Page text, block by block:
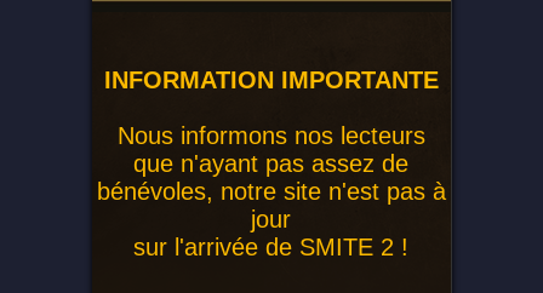
INFORMATION IMPORTANTE
Nous informons nos lecteurs
que n'ayant pas assez de
bénévoles, notre site n'est pas à
jour
sur l'arrivée de SMITE 2 !